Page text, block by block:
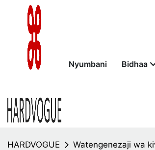
Nyumbani Bidhaa
HARDVOGUE Watengenezaji wa